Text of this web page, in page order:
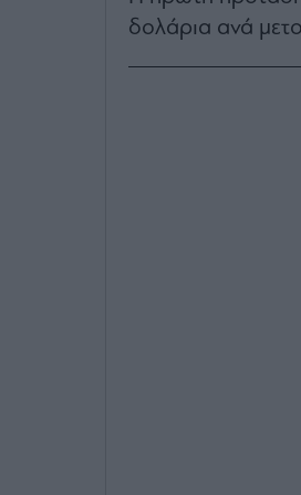
δολάρια ανά